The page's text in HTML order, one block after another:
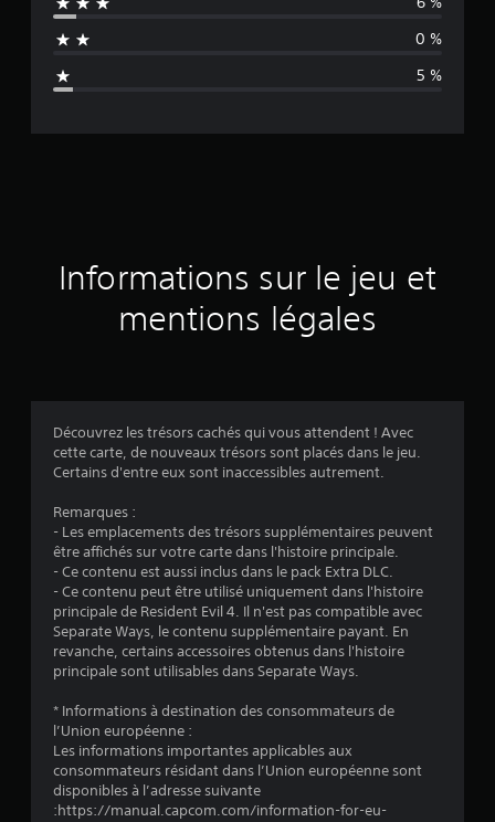
n
n
d
a
s
6
2
t
0 %
5 %
Informations sur le jeu et
mentions légales
Découvrez les trésors cachés qui vous attendent ! Avec
cette carte, de nouveaux trésors sont placés dans le jeu.
Certains d'entre eux sont inaccessibles autrement.
Remarques :
- Les emplacements des trésors supplémentaires peuvent
être affichés sur votre carte dans l'histoire principale.
- Ce contenu est aussi inclus dans le pack Extra DLC.
- Ce contenu peut être utilisé uniquement dans l'histoire
principale de Resident Evil 4. Il n'est pas compatible avec
Separate Ways, le contenu supplémentaire payant. En
revanche, certains accessoires obtenus dans l'histoire
principale sont utilisables dans Separate Ways.
* Informations à destination des consommateurs de
l’Union européenne :
Les informations importantes applicables aux
consommateurs résidant dans l’Union européenne sont
disponibles à l’adresse suivante
:https://manual.capcom.com/information-for-eu-